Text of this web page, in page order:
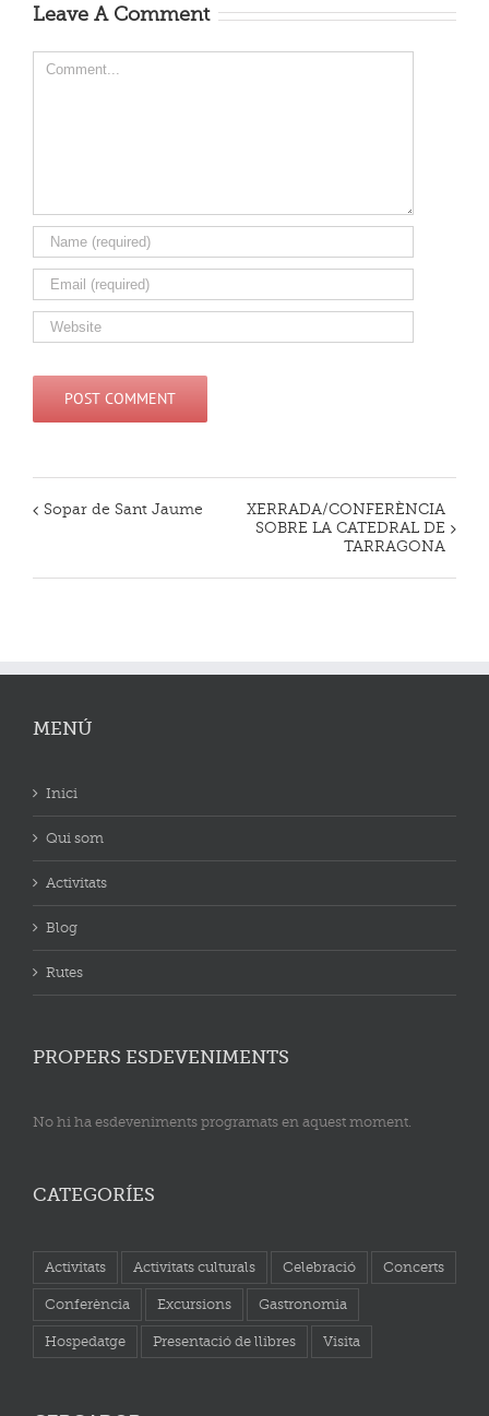
Leave A Comment
Comment
Navegació
Sopar de Sant Jaume
XERRADA/CONFERÈNCIA
SOBRE LA CATEDRAL DE
TARRAGONA
MENÚ
Inici
Qui som
Activitats
Blog
Rutes
PROPERS ESDEVENIMENTS
No hi ha esdeveniments programats en aquest moment.
CATEGORÍES
Activitats Activitats culturals Celebració Concerts
Conferència Excursions Gastronomia
Hospedatge Presentació de llibres Visita